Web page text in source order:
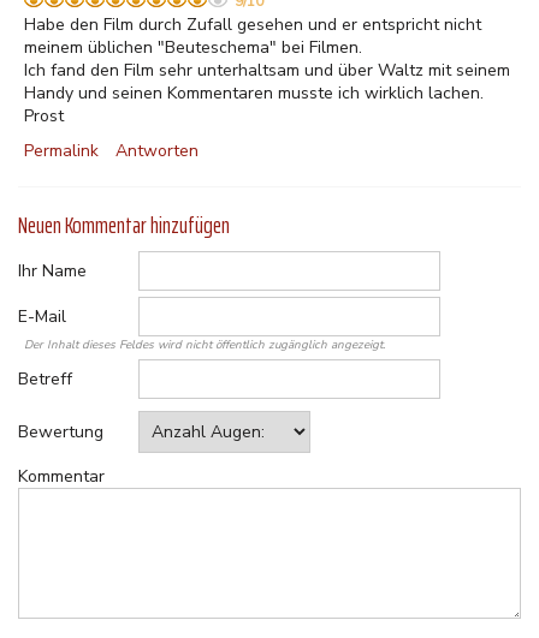
Habe den Film durch Zufall gesehen und er entspricht nicht
meinem üblichen "Beuteschema" bei Filmen.
Ich fand den Film sehr unterhaltsam und über Waltz mit seinem
Handy und seinen Kommentaren musste ich wirklich lachen.
Prost
Permalink
Antworten
Neuen Kommentar hinzufügen
Ihr Name
E-Mail
Der Inhalt dieses Feldes wird nicht öffentlich zugänglich angezeigt.
Betreff
Bewertung
Kommentar